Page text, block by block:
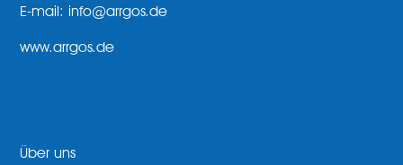
E-mail: info@arrgos.de
www.arrgos.de
Über uns